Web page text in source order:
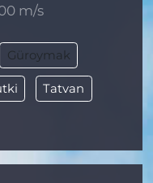
m/s
Güroymak
Tatvan